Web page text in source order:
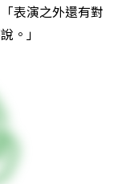
表演之外還有對
。」